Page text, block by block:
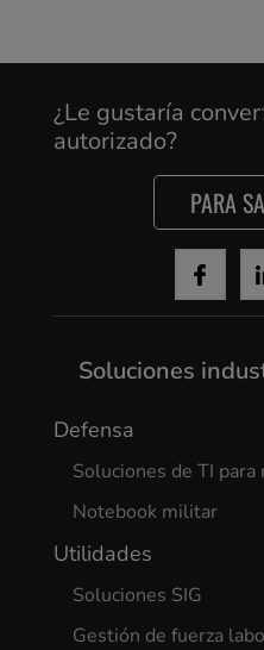
¿Le gustaría
autorizado?
PARA
Soluciones
Defensa
Soluciones de TI
Notebook militar
Utilidades
Soluciones SIG
Gestión de fuerza